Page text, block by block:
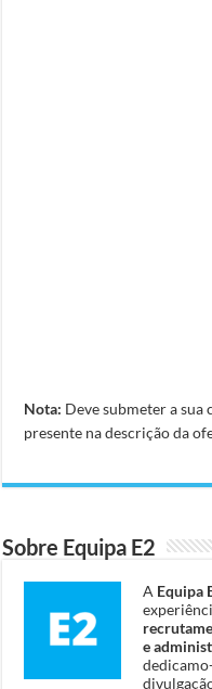
Nota: Deve submeter a
presente na descrição da
Sobre Equipa E2
A Equipa
e